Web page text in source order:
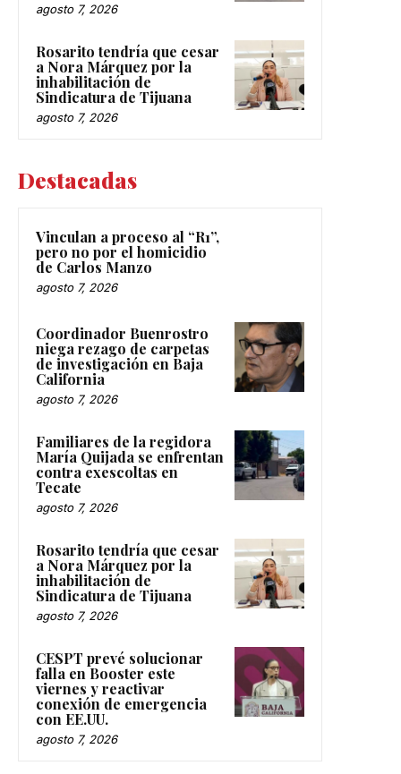
agosto 7, 2026
Rosarito tendría que cesar
a Nora Márquez por la
inhabilitación de
Sindicatura de Tijuana
agosto 7, 2026
Destacadas
Vinculan a proceso al “R1”,
pero no por el homicidio
de Carlos Manzo
agosto 7, 2026
Coordinador Buenrostro
niega rezago de carpetas
de investigación en Baja
California
agosto 7, 2026
Familiares de la regidora
María Quijada se enfrentan
contra exescoltas en
Tecate
agosto 7, 2026
Rosarito tendría que cesar
a Nora Márquez por la
inhabilitación de
Sindicatura de Tijuana
agosto 7, 2026
CESPT prevé solucionar
falla en Booster este
viernes y reactivar
conexión de emergencia
con EE.UU.
agosto 7, 2026